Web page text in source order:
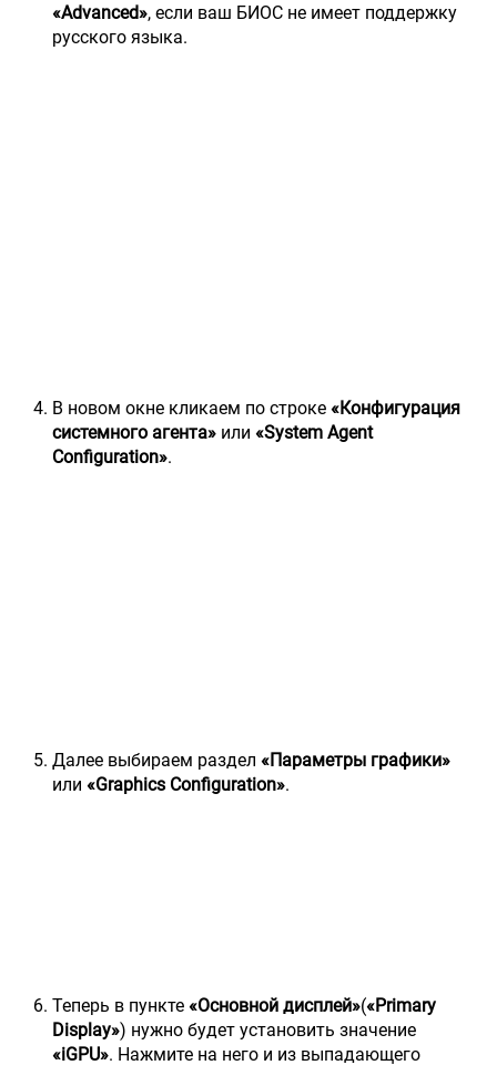
«Advanced», если ваш БИОС не имеет поддержку
русского языка.
В новом окне кликаем по строке «Конфигурация
системного агента» или «System Agent
Configuration».
Далее выбираем раздел «Параметры графики»
или «Graphics Configuration».
Теперь в пункте «Основной дисплей»(«Primary
Display») нужно будет установить значение
«iGPU». Нажмите на него и из выпадающего